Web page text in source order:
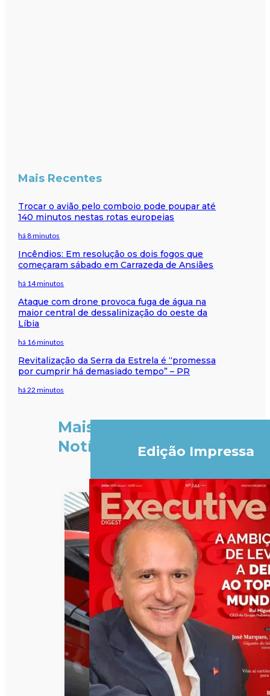
Mais Recentes
Trocar o avião pelo comboio pode poupar até
140 minutos nestas rotas europeias
há 8 minutos
Incêndios: Em resolução os dois fogos que
começaram sábado em Carrazeda de Ansiães
há 14 minutos
Ataque com drone provoca fuga de água na
maior central de dessalinização do oeste da
Líbia
há 16 minutos
Revitalização da Serra da Estrela é “promessa
por cumprir há demasiado tempo” – PR
há 22 minutos
Mais
Notícias
Edição Impressa